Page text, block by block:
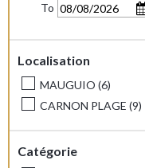
To
Localisation
MAUGUIO (6)
CARNON PLAGE (9)
Catégorie